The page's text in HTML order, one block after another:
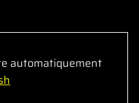
automatiquement